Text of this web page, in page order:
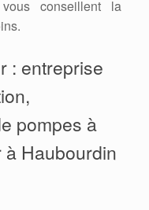
conseillent la
: entreprise
pompes à
Haubourdin